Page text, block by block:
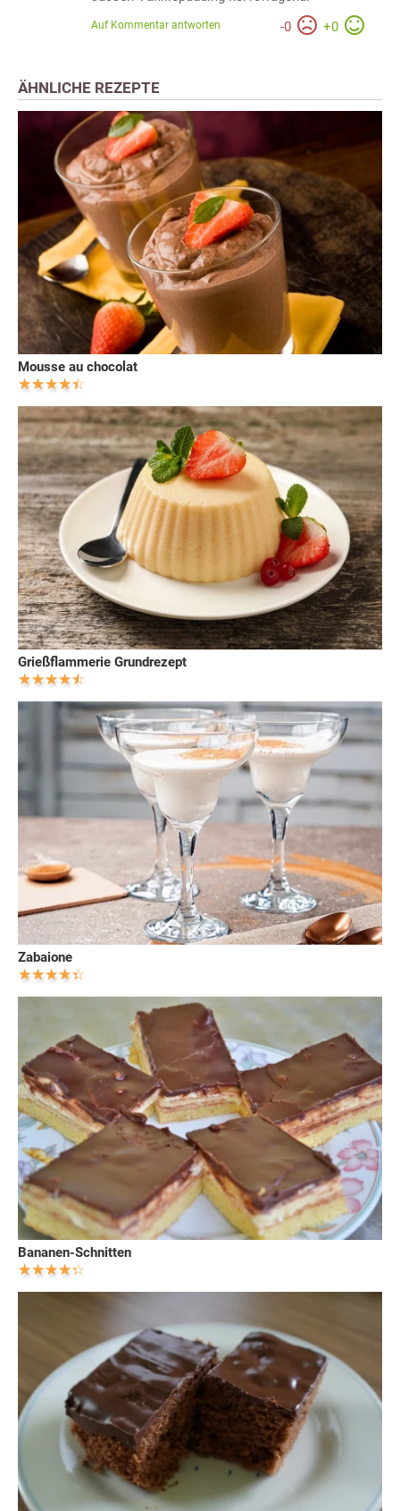
-0 +0
Auf Kommentar antworten
ÄHNLICHE REZEPTE
Mousse au chocolat
Grießflammerie Grundrezept
Zabaione
Bananen-Schnitten